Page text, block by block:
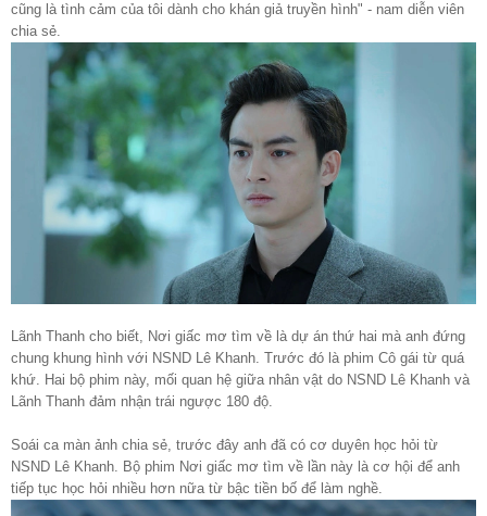
cũng là tình cảm của tôi dành cho khán giả truyền hình" - nam diễn viên
chia sẻ.
Lãnh Thanh cho biết, Nơi giấc mơ tìm về là dự án thứ hai mà anh đứng
chung khung hình với NSND Lê Khanh. Trước đó là phim Cô gái từ quá
khứ. Hai bộ phim này, mối quan hệ giữa nhân vật do NSND Lê Khanh và
Lãnh Thanh đảm nhận trái ngược 180 độ.
Soái ca màn ảnh chia sẻ, trước đây anh đã có cơ duyên học hỏi từ
NSND Lê Khanh. Bộ phim Nơi giấc mơ tìm về lần này là cơ hội để anh
tiếp tục học hỏi nhiều hơn nữa từ bậc tiền bố để làm nghề.